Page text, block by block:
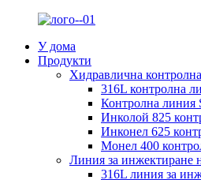
У дома
Продукти
Хидравлична
316L контролна
Контролна линия
Инколой 825
Инконел 625
Монел 400
Линия за инжектиране
316L линия за